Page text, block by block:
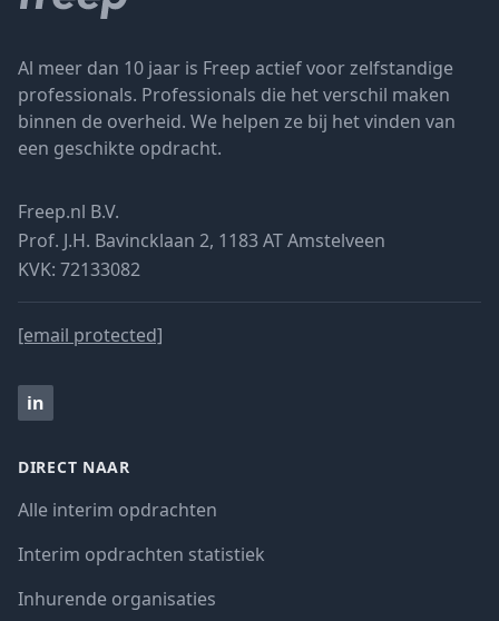
Al meer dan 10 jaar is Freep actief voor zelfstandige
professionals. Professionals die het verschil maken
binnen de overheid. We helpen ze bij het vinden van
een geschikte opdracht.
Freep.nl B.V.
Prof. J.H. Bavincklaan 2, 1183 AT Amstelveen
KVK: 72133082
[email protected]
in
DIRECT NAAR
Alle interim opdrachten
Interim opdrachten statistiek
Inhurende organisaties